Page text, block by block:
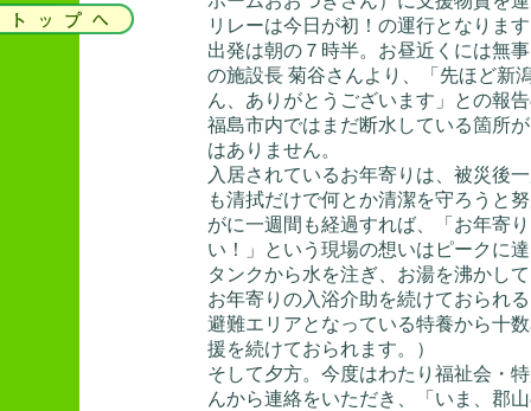
リレーは今日が初！の運行となりま
出発は朝の７時半。お昼近くには無
の施設長 菊谷さんより、「先ほど新
ん、ありがとうございます」との報
福島市内ではまだ断水している箇所
はありません。
入居されているお年寄りは、被災後
も清拭だけで何とか清潔を守ろうと
がに一週間も経過すれば、「お年寄
い！」という現場の想いはピークに
タンクから水を注ぎ、お湯を沸かし
お年寄りの入浴介助を続けておられ
避難エリアとなっている特養から十
援を続けておられます。）
そして夕方。今度はわたり福祉会・
んから連絡をいただき、「いま、郡